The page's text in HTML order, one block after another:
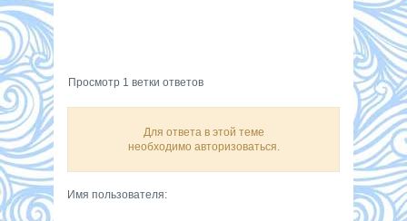
Просмотр 1 ветки ответов
Для ответа в этой теме
необходимо авторизоваться.
Имя пользователя: